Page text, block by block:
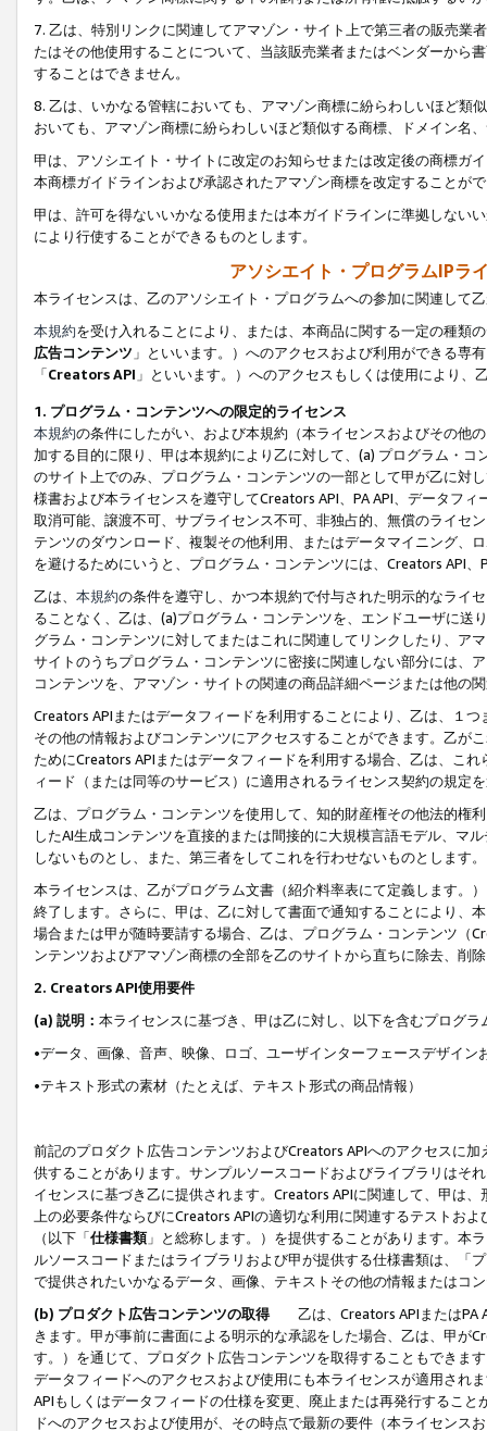
7. 乙は、特別リンクに関連してアマゾン・サイト上で第三者の販売
たはその他使用することについて、当該販売業者またはベンダーから
することはできません。
8. 乙は、いかなる管轄においても、アマゾン商標に紛らわしいほど類
おいても、アマゾン商標に紛らわしいほど類似する商標、ドメイン名
甲は、アソシエイト・サイトに改定のお知らせまたは改定後の商標ガ
本商標ガイドラインおよび承認されたアマゾン商標を改定することが
甲は、許可を得ないいかなる使用または本ガイドラインに準拠しない
により行使することができるものとします。
アソシエイト・プログラムIPラ
本ライセンスは、乙のアソシエイト・プログラムへの参加に関連して
本規約を受け入れることにより、または、本商品に関する一定の種類
広告コンテンツ 」といいます。）へのアクセスおよび利用ができる専
「Creators API 」といいます。）へのアクセスもしくは使用により
1. プログラム・コンテンツへの限定的ライセンス
本規約の条件にしたがい、および本規約（本ライセンスおよびその他
加する目的に限り、甲は本規約により乙に対して、(a) プログラム・
のサイト上でのみ、プログラム・コンテンツの一部として甲が乙に対
様書および本ライセンスを遵守してCreators API、PA API、データフ
取消可能、譲渡不可、サブライセンス不可、非独占的、無償のライセ
テンツのダウンロード、複製その他利用、またはデータマイニング、
を避けるためにいうと、プログラム・コンテンツには、Creators API
乙は、 本規約の条件を遵守し、かつ本規約で付与された明示的なライ
ることなく、乙は、(a)プログラム・コンテンツを、エンドユーザに
グラム・コンテンツに対してまたはこれに関連してリンクしたり、ア
サイトのうちプログラム・コンテンツに密接に関連しない部分には、
コンテンツを、アマゾン・サイトの関連の商品詳細ページまたは他の
Creators APIまたはデータフィードを利用することにより、乙は、１
その他の情報およびコンテンツにアクセスすることができます。乙が
ためにCreators APIまたはデータフィードを利用する場合、乙は、こ
ィード（または同等のサービス）に適用されるライセンス契約の規定
乙は、プログラム・コンテンツを使用して、知的財産権その他法的権
したAI生成コンテンツを直接的または間接的に大規模言語モデル、マ
しないものとし、また、第三者をしてこれを行わせないものとします。
本ライセンスは、乙がプログラム文書（紹介料率表にて定義します。
終了します。さらに、甲は、乙に対して書面で通知することにより、
場合または甲が随時要請する場合、乙は、プログラム・コンテンツ（
ンテンツおよびアマゾン商標の全部を乙のサイトから直ちに除去、削
2. Creators API使用要件
(a) 説明： 本ライセンスに基づき、甲は乙に対し、以下を含むプログ
•データ、画像、音声、映像、ロゴ、ユーザインターフェースデザイ
•テキスト形式の素材（たとえば、テキスト形式の商品情報）
前記のプロダクト広告コンテンツおよびCreators APIへのアクセスに
供することがあります。サンプルソースコードおよびライブラリはそ
イセンスに基づき乙に提供されます。Creators APIに関連して、甲は
上の必要条件ならびにCreators APIの適切な利用に関連するテストお
（以下「仕様書類」と総称します。）を提供することがあります。本
ルソースコードまたはライブラリおよび甲が提供する仕様書類は、「
で提供されたいかなるデータ、画像、テキストその他の情報またはコ
(b) プロダクト広告コンテンツの取得
乙は、Creators APIまたはPA
きます。甲が事前に書面による明示的な承認をした場合、乙は、甲が
す。）を通じて、プロダクト広告コンテンツを取得することもできま
データフィードへのアクセスおよび使用にも本ライセンスが適用され
APIもしくはデータフィードの仕様を変更、廃止または再発行するこ
ドへのアクセスおよび使用が、その時点で最新の要件（本ライセン